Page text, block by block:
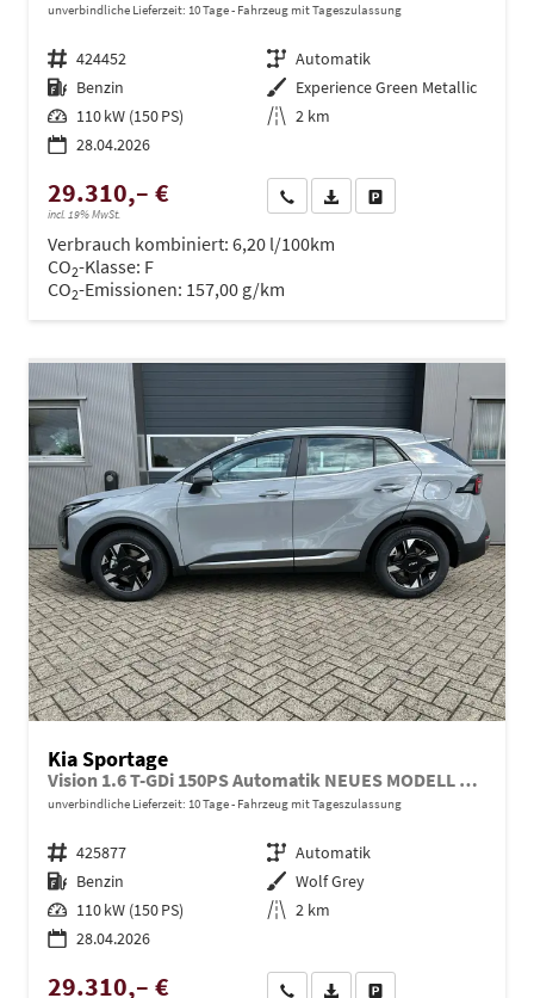
unverbindliche Lieferzeit: 10 Tage Fahrzeug mit Tageszulassung
Fahrzeugnr. 424452 Getriebe Automatik
Kraftstoff Benzin Außenfarbe Experience Green Metallic
Leistung 110 kW (150 PS) Kilometerstand 2 km
28.04.2026
29.310,– €
incl. 19% MwSt.
Wir rufen Sie anPDF-Datei, Fahrzeugexposé
Verbrauch kombiniert: 6,20 l/100km
CO2-Klasse: F
CO2-Emissionen: 157,00 g/km
Kia Sportage
Vision 1.6 T-GDi 150PS Automatik NEUES MODELL MY26 FACELIFT Sitzheizung Lenkradheizung Klimaautomatik Navi Bluetooth Touchscreen Apple CarPlay Android Auto PDC v+h 17"LM Rückf.Kamera ACC 2x Keyless
unverbindliche Lieferzeit: 10 Tage Fahrzeug mit Tageszulassung
Fahrzeugnr. 425877 Getriebe Automatik
Kraftstoff Benzin Außenfarbe Wolf Grey
Leistung 110 kW (150 PS) Kilometerstand 2 km
28.04.2026
29.310,– € Wir rufen Sie anPDF-Datei, Fahrzeugexposé